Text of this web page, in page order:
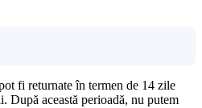
fi returnate în termen de 14 zile
După această perioadă, nu putem